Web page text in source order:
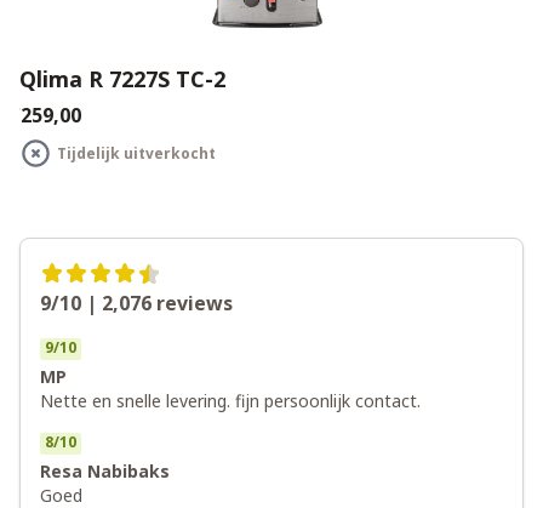
Qlima R 7227S TC-2
€259,00
Tijdelijk uitverkocht
9/10 | 2,076 reviews
9/10
MP
Nette en snelle levering. fijn persoonlijk contact.
8/10
Resa Nabibaks
Goed